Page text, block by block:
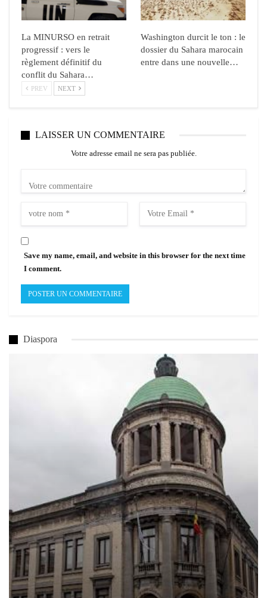
La MINURSO en retrait
progressif : vers le
règlement définitif du
conflit du Sahara…
Washington durcit le ton : le
dossier du Sahara marocain
entre dans une nouvelle…
PREV NEXT
LAISSER UN COMMENTAIRE
Votre adresse email ne sera pas publiée.
Save my name, email, and website in this browser for the next time
I comment.
Diaspora